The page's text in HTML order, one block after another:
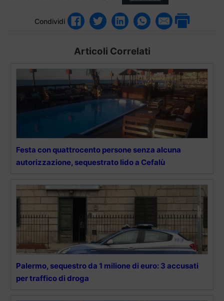
Condividi
Articoli Correlati
Festa con quattrocento persone senza alcuna
autorizzazione, sequestrato lido a Cefalù
Palermo, sequestro da 1 milione di euro: 3 accusati
per traffico di droga